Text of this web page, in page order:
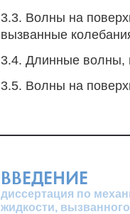
3.3. Волны на
вызванные
3.4. Длинные волны,
3.5. Волны на
ВВЕДЕНИЕ
диссертация по
жидкости,